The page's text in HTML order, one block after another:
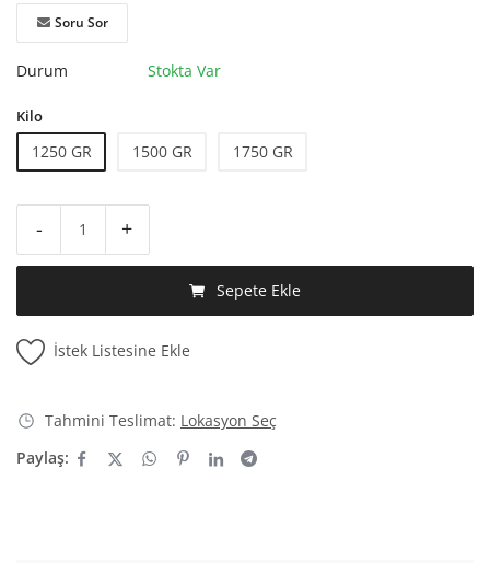
Soru Sor
Durum Stokta Var
Kilo
1250 GR 1500 GR 1750 GR
- +
Sepete Ekle
İstek Listesine Ekle
Tahmini Teslimat: Lokasyon Seç
Paylaş: